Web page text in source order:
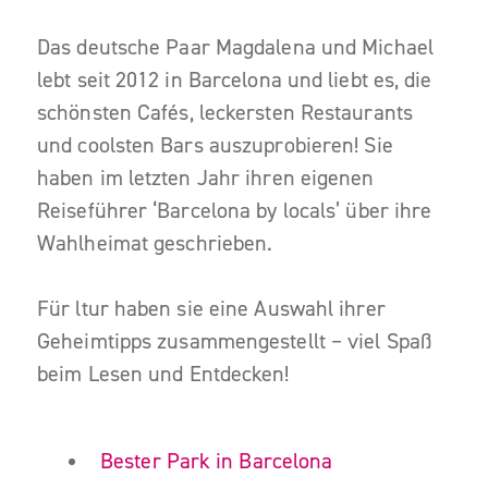
Das deutsche Paar Magdalena und Michael
lebt seit 2012 in Barcelona und liebt es, die
schönsten Cafés, leckersten Restaurants
und coolsten Bars auszuprobieren! Sie
haben im letzten Jahr ihren eigenen
Reiseführer ‘Barcelona by locals’ über ihre
Wahlheimat geschrieben.
Für ltur haben sie eine Auswahl ihrer
Geheimtipps zusammengestellt – viel Spaß
beim Lesen und Entdecken!
Bester Park in Barcelona